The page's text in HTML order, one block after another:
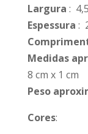
Largura :
Espessura :
Medidas
8 cm x 1 cm
Peso
Cores: